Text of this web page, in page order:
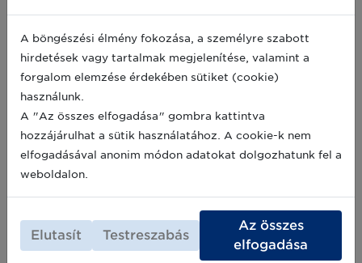
836 000 Ft
Egészségügyi szolgáltatást közfeladatként
ell. költségvetés által finanszírozott
intézmények
380 000 Ft
Globális cégprefix (számtartomány)
regisztrációs és licencdíja
11 jegyű cégprefix regisztrációs díj 10
A böngészési élmény fokozása, a személyre szabott
hirdetések vagy tartalmak megjelenítése, valamint a
forgalom elemzése érdekében sütiket (cookie)
használunk.
A "Az összes elfogadása" gombra kattintva
hozzájárulhat a sütik használatához. A cookie-k nem
elfogadásával anonim módon adatokat dolgozhatunk fel a
weboldalon.
Elutasít Testreszabás
Az összes
elfogadása